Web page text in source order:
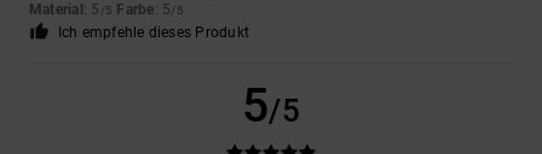
Material : 5 /5 Farbe: 5/5
Ich empfehle dieses Produkt
5/5